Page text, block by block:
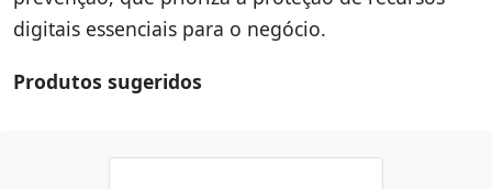
digitais essenciais para o negócio.
Produtos sugeridos